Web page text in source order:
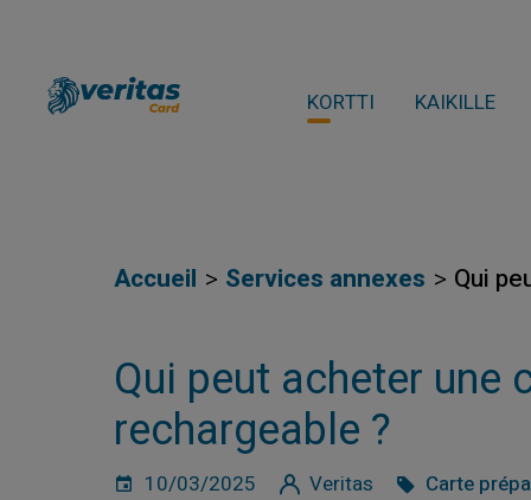
KORTTI KAIKILLE
Accueil Services annexes Qui
Qui peut acheter une
rechargeable ?
10/03/2025 Veritas Carte